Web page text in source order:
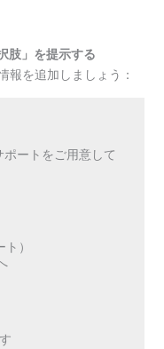
肢」を提示する
報を追加しましょう：
ートをご用意して
）